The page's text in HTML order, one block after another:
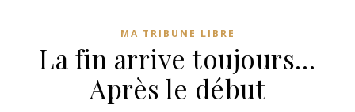
MA TRIBUNE LIBRE
La fin arrive toujours…
Après le début